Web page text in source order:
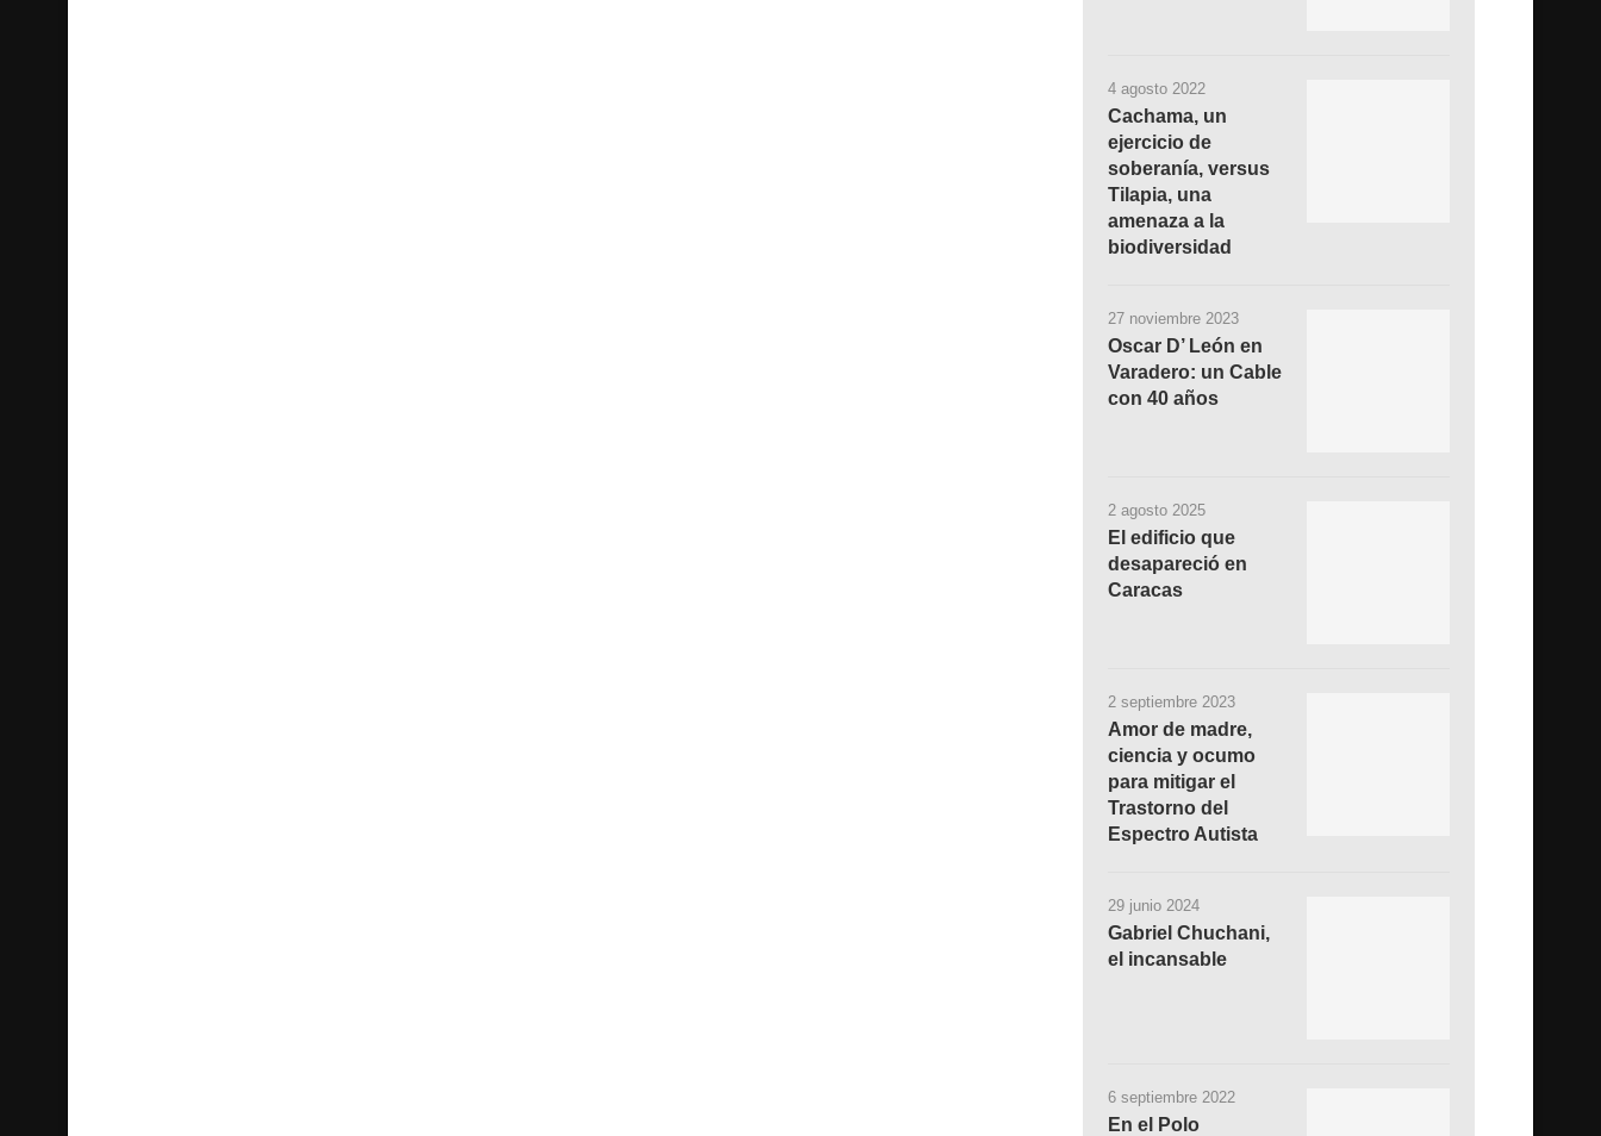
4 agosto 2022
Cachama, un
ejercicio de
soberanía, versus
Tilapia, una
amenaza a la
biodiversidad
27 noviembre 2023
Oscar D’ León en
Varadero: un Cable
con 40 años
2 agosto 2025
El edificio que
desapareció en
Caracas
2 septiembre 2023
Amor de madre,
ciencia y ocumo
para mitigar el
Trastorno del
Espectro Autista
29 junio 2024
Gabriel Chuchani,
el incansable
6 septiembre 2022
En el Polo